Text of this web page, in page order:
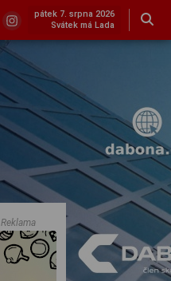
pátek 7. srpna 2026
Svátek má Lada
Reklama